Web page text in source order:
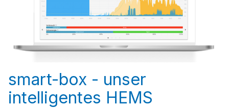
smart-box - unser
intelligentes HEMS